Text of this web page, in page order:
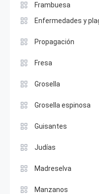
Frambuesa
Enfermedades y
Propagación
Fresa
Grosella
Grosella espinosa
Guisantes
Judías
Madreselva
Manzanos